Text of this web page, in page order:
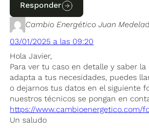
Responder
Cambio Energético Juan Medela
03/01/2025 a las 09:20
Hola Javier,
Para ver tu caso en detalle y saber
adapta a tus necesidades, puedes
o dejarnos tus datos en el siguiente
nuestros técnicos se pongan en
https://www.cambioenergetico.com/
Un saludo